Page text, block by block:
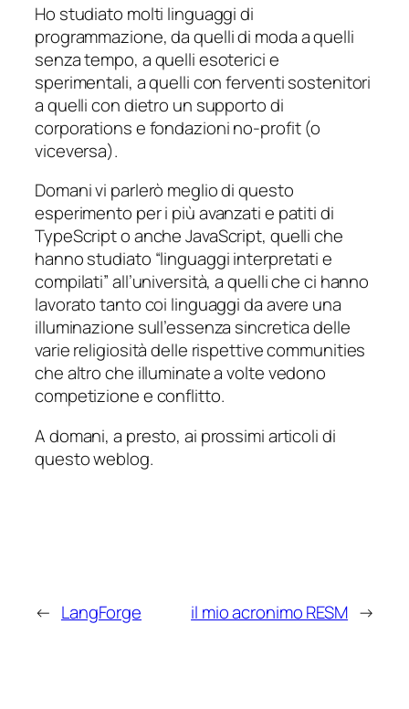
Ho studiato molti linguaggi di
programmazione, da quelli di moda a quelli
senza tempo, a quelli esoterici e
sperimentali, a quelli con ferventi sostenitori
a quelli con dietro un supporto di
corporations e fondazioni no-profit (o
viceversa).
Domani vi parlerò meglio di questo
esperimento per i più avanzati e patiti di
TypeScript o anche JavaScript, quelli che
hanno studiato “linguaggi interpretati e
compilati” all’università, a quelli che ci hanno
lavorato tanto coi linguaggi da avere una
illuminazione sull’essenza sincretica delle
varie religiosità delle rispettive communities
che altro che illuminate a volte vedono
competizione e conflitto.
A domani, a presto, ai prossimi articoli di
questo weblog.
← LangForge il mio acronimo RESM →